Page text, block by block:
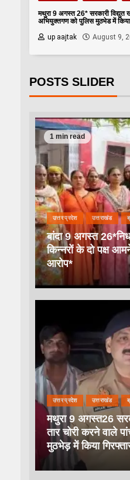
मथुरा 9 अगस्त 26* सरकारी विद्युत
अभियुक्तगण को पुलिस मुठभेड में किया
up aajtak
August 9,
POSTS SLIDER
1 min read
उत्तर प्रदेश उत्तराखंड
बांदा 9 अगस्त
किन्नरों के दो पक्ष
आरोप*
उत्तर प्रदेश उत्तराखंड
मथुरा 9 अगस्त26
तार चोरी करने वाले
मुठभेड़ में किया